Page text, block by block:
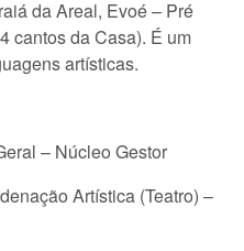
da Areal, Evoé – Pré
cantos da Casa). É um
artísticas.
– Núcleo Gestor
Artística (Teatro) –